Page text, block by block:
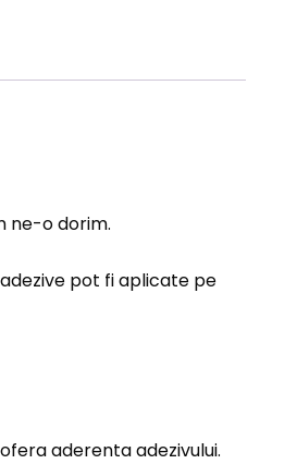
ne-o dorim.
pot fi aplicate pe
aderenta adezivului.